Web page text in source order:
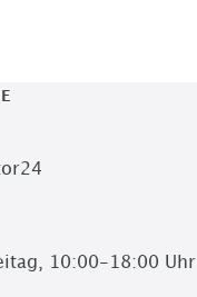
10:00-18:00 Uhr